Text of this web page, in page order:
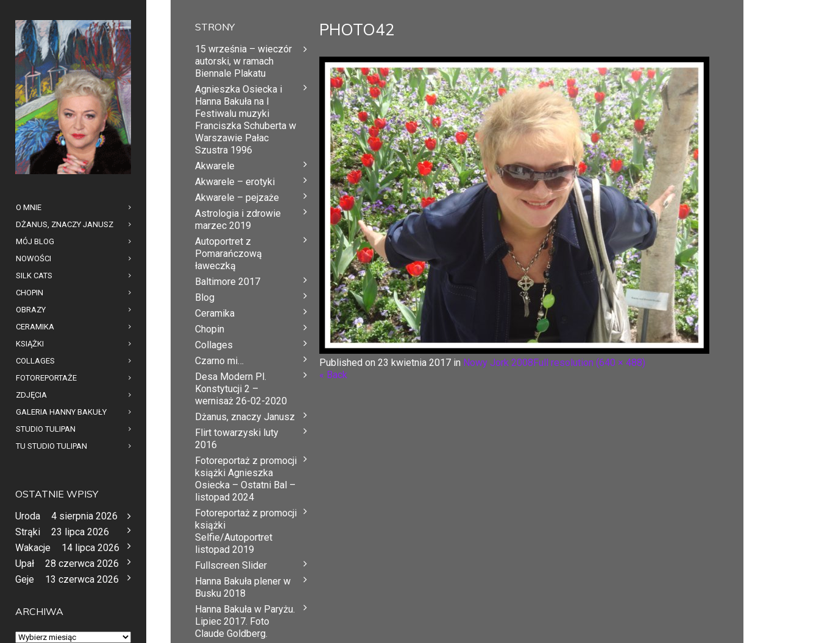
O MNIE
DŻANUS, ZNACZY JANUSZ
MÓJ BLOG
NOWOŚCI
SILK CATS
CHOPIN
OBRAZY
CERAMIKA
KSIĄŻKI
COLLAGES
FOTOREPORTAŻE
ZDJĘCIA
GALERIA HANNY BAKUŁY
STUDIO TULIPAN
TU STUDIO TULIPAN
OSTATNIE WPISY
Uroda
4 sierpnia 2026
Strąki
23 lipca 2026
Wakacje
14 lipca 2026
Upał
28 czerwca 2026
Geje
13 czerwca 2026
ARCHIWA
Archiwa
PHOTO42
Published on 23 kwietnia 2017 in Nowy Jork 2008Full resolution (640 × 488)
« Back
STRONY
15 września – wieczór
autorski, w ramach
Biennale Plakatu
Agnieszka Osiecka i
Hanna Bakuła na I
Festiwalu muzyki
Franciszka Schuberta w
Warszawie Pałac
Szustra 1996
Akwarele
Akwarele – erotyki
Akwarele – pejzaże
Astrologia i zdrowie
marzec 2019
Autoportret z
Pomarańczową
ławeczką
Baltimore 2017
Blog
Ceramika
Chopin
Collages
Czarno mi…
Desa Modern Pl.
Konstytucji 2 –
wernisaż 26-02-2020
Dżanus, znaczy Janusz
Flirt towarzyski luty
2016
Fotoreportaż z promocji
książki Agnieszka
Osiecka – Ostatni Bal –
listopad 2024
Fotoreportaż z promocji
książki
Selfie/Autoportret
listopad 2019
Fullscreen Slider
Hanna Bakuła plener w
Busku 2018
Hanna Bakuła w Paryżu.
Lipiec 2017. Foto
Claude Goldberg.